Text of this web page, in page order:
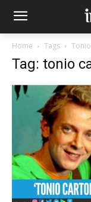
Home Tags
Tag: tonio